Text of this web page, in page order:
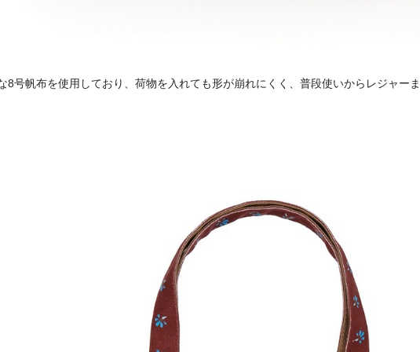
8号帆布を使用しており、荷物を入れても形が崩れにくく、普段使いからレジャー